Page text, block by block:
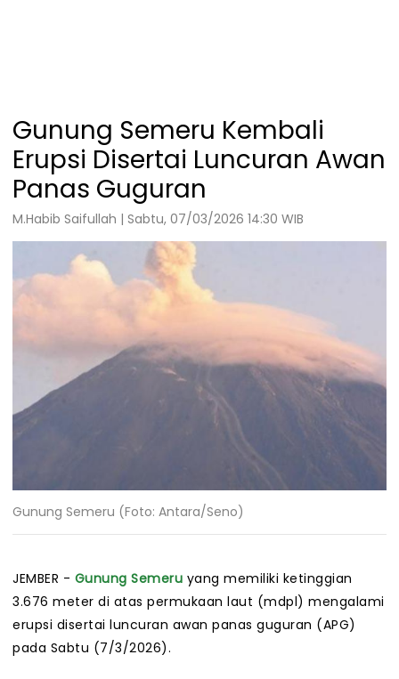
Gunung Semeru Kembali
Erupsi Disertai Luncuran Awan
Panas Guguran
M.Habib Saifullah | Sabtu, 07/03/2026 14:30 WIB
Gunung Semeru (Foto: Antara/Seno)
JEMBER - Gunung Semeru yang memiliki ketinggian
3.676 meter di atas permukaan laut (mdpl) mengalami
erupsi disertai luncuran awan panas guguran (APG)
pada Sabtu (7/3/2026).